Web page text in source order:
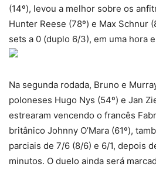
(14º), levou a melhor sobre os
Hunter Reese (78º) e Max Schnur
sets a 0 (duplo 6/3), em uma hora
Na segunda rodada, Bruno e
poloneses Hugo Nys (54º) e Jan
estrearam vencendo o francês
britânico Johnny O’Mara (61º),
parciais de 7/6 (8/6) e 6/1, depois
minutos. O duelo ainda será